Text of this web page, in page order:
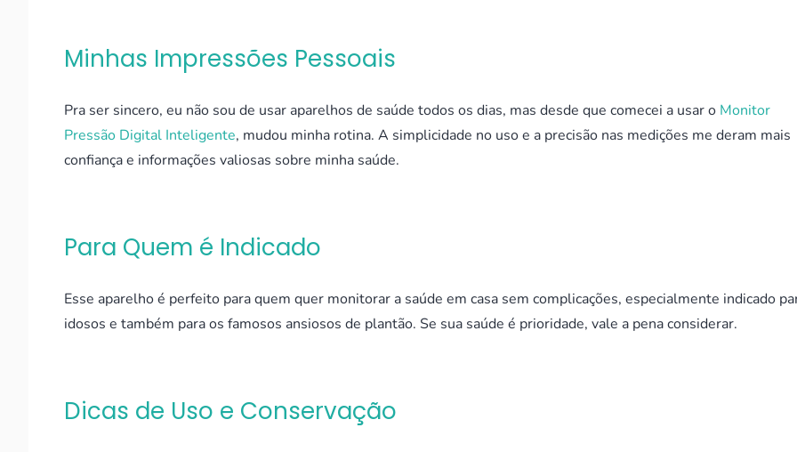
Minhas Impressões Pessoais
Pra ser sincero, eu não sou de usar aparelhos de saúde todos os dias, mas desde que comecei a usar o Monitor
Pressão Digital Inteligente, mudou minha rotina. A simplicidade no uso e a precisão nas medições me deram mais
confiança e informações valiosas sobre minha saúde.
Para Quem é Indicado
Esse aparelho é perfeito para quem quer monitorar a saúde em casa sem complicações, especialmente indicado
idosos e também para os famosos ansiosos de plantão. Se sua saúde é prioridade, vale a pena considerar.
Dicas de Uso e Conservação